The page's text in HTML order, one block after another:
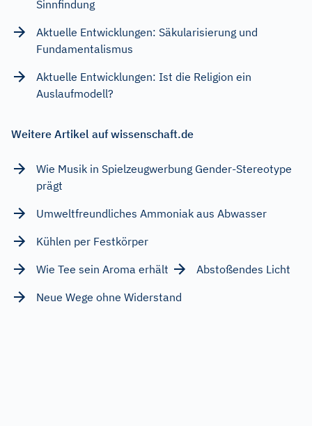
Sinnfindung
Aktuelle Entwicklungen: Säkularisierung und
Fundamentalismus
Aktuelle Entwicklungen: Ist die Religion ein
Auslaufmodell?
Weitere Artikel auf wissenschaft.de
Wie Musik in Spielzeugwerbung Gender-Stereotype
prägt
Umweltfreundliches Ammoniak aus Abwasser
Kühlen per Festkörper
Wie Tee sein Aroma erhält
Abstoßendes Licht
Neue Wege ohne Widerstand